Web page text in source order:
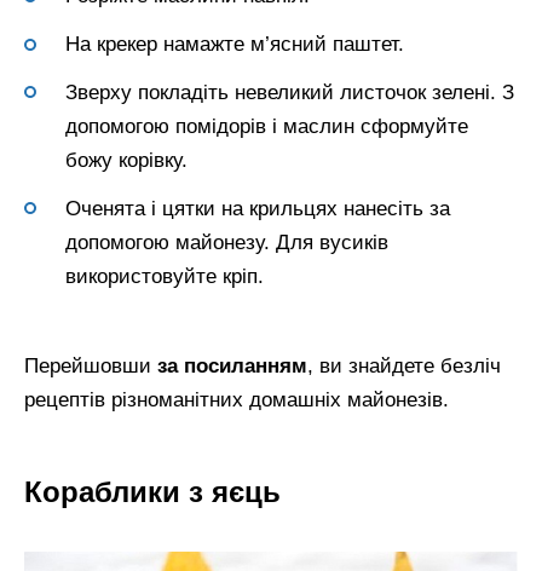
На крекер намажте м’ясний паштет.
Зверху покладіть невеликий листочок зелені. З
допомогою помідорів і маслин сформуйте
божу корівку.
Оченята і цятки на крильцях нанесіть за
допомогою майонезу. Для вусиків
використовуйте кріп.
Перейшовши за посиланням, ви знайдете безліч
рецептів різноманітних домашніх майонезів.
Кораблики з яєць